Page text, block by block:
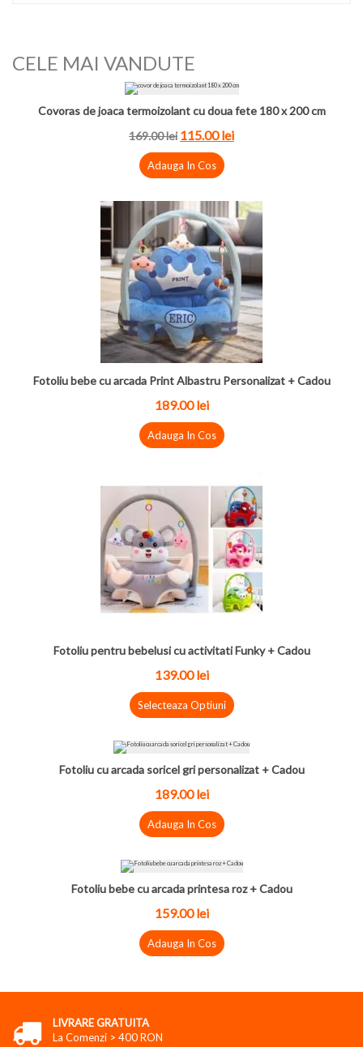
CELE MAI VANDUTE
Covoras de joaca termoizolant cu doua fete 180 x 200 cm
169.00 lei 115.00 lei
Adauga In Cos
Fotoliu bebe cu arcada Print Albastru Personalizat + Cadou
189.00 lei
Adauga In Cos
Fotoliu pentru bebelusi cu activitati Funky + Cadou
139.00 lei
Selecteaza Optiuni
Fotoliu cu arcada soricel gri personalizat + Cadou
189.00 lei
Adauga In Cos
Fotoliu bebe cu arcada printesa roz + Cadou
159.00 lei
Adauga In Cos
LIVRARE GRATUITA
La Comenzi > 400 RON